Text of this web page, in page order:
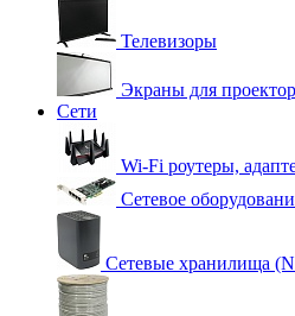
Телевизоры
Экраны для
Сети
Wi-Fi роутеры,
Сетевое
Сетевые хранилища